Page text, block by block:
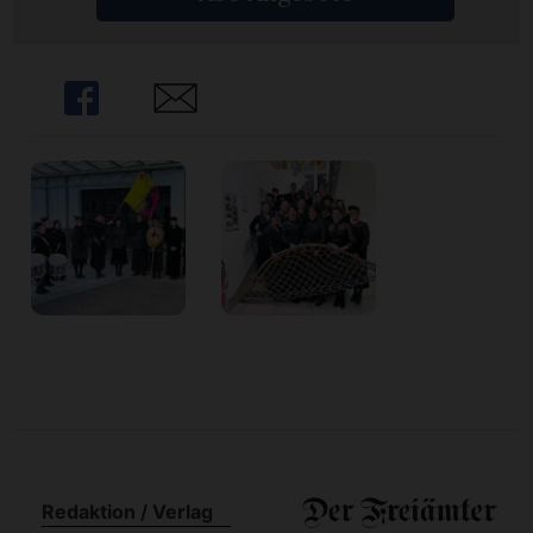
Share Share
Redaktion / Verlag